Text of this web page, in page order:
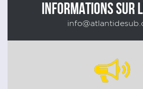
INFORMATIONS SUR